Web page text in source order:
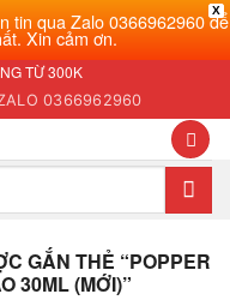
X
tin qua Zalo 0366962960 để
Xin cảm ơn.
TỪ 300K
0366962960
GẮN THẺ “POPPER
30ML (MỚI)”